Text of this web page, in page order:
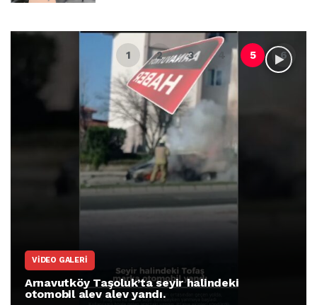
VIDEO GALERI
Arnavutköy Taşoluk’ta seyir halindeki
otomobil alev alev yandı.